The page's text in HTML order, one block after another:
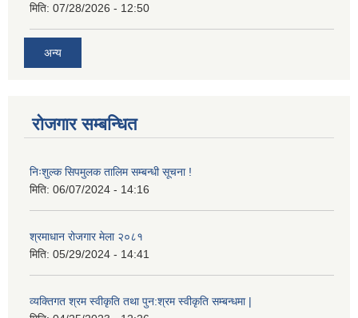
मिति: 07/28/2026 - 12:50
अन्य
रोजगार सम्बन्धित
निःशुल्क सिपमुलक तालिम सम्बन्धी सूचना !
मिति: 06/07/2024 - 14:16
श्रमाधान रोजगार मेला २०८१
मिति: 05/29/2024 - 14:41
व्यक्तिगत श्रम स्वीकृति तथा पुन:श्रम स्वीकृति सम्बन्धमा |